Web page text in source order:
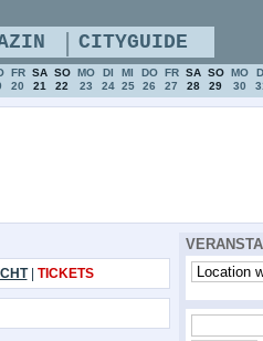
| TICKETS
| CITYGUIDE
FR
20
SA
21
SO
22
MO
23
DI
24
MI
25
DO
26
FR
27
SA
28
SO
29
MO
30